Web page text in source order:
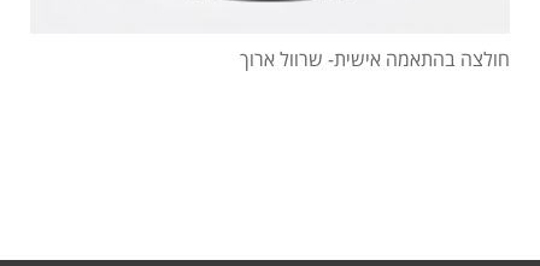
חולצה בהתאמה אישית- שרוול ארוך